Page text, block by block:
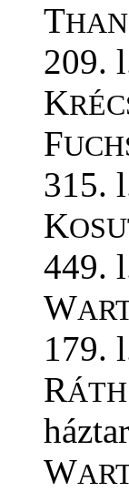
THAN
209.
K
F
315.
K
449.
W
179.
RÁTH
W